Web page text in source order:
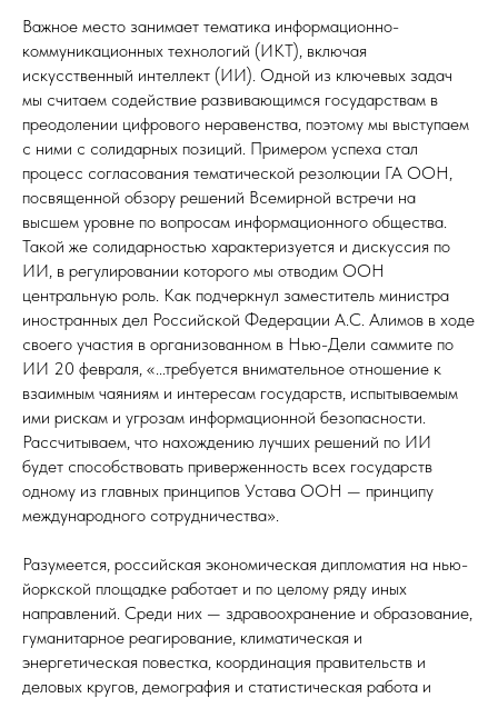
Важное место занимает тематика информационно-
коммуникационных технологий (ИКТ), включая
искусственный интеллект (ИИ). Одной из ключевых задач
мы считаем содействие развивающимся государствам в
преодолении цифрового неравенства, поэтому мы выступаем
с ними с солидарных позиций. Примером успеха стал
процесс согласования тематической резолюции ГА ООН,
посвященной обзору решений Всемирной встречи на
высшем уровне по вопросам информационного общества.
Такой же солидарностью характеризуется и дискуссия по
ИИ, в регулировании которого мы отводим ООН
центральную роль. Как подчеркнул заместитель министра
иностранных дел Российской Федерации А.С. Алимов в ходе
своего участия в организованном в Нью-Дели саммите по
ИИ 20 февраля, «...требуется внимательное отношение к
взаимным чаяниям и интересам государств, испытываемым
ими рискам и угрозам информационной безопасности.
Рассчитываем, что нахождению лучших решений по ИИ
будет способствовать приверженность всех государств
одному из главных принципов Устава ООН — принципу
международного сотрудничества».
Разумеется, российская экономическая дипломатия на нью-
йоркской площадке работает и по целому ряду иных
направлений. Среди них — здравоохранение и образование,
гуманитарное реагирование, климатическая и
энергетическая повестка, координация правительств и
деловых кругов, демография и статистическая работа и